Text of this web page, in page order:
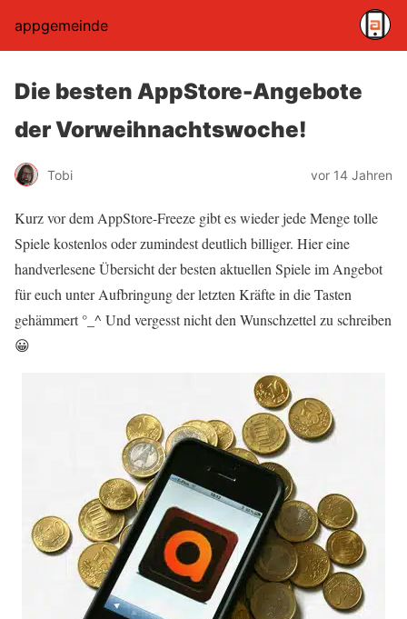
appgemeinde
Die besten AppStore-Angebote
der Vorweihnachtswoche!
Tobi vor 14 Jahren
Kurz vor dem AppStore-Freeze gibt es wieder jede Menge tolle
Spiele kostenlos oder zumindest deutlich billiger. Hier eine
handverlesene Übersicht der besten aktuellen Spiele im Angebot
für euch unter Aufbringung der letzten Kräfte in die Tasten
gehämmert °_^ Und vergesst nicht den Wunschzettel zu schreiben
😀